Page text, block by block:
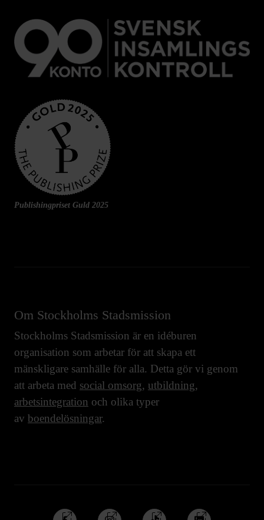
Publishingpriset Guld 2025
Om Stockholms Stadsmission
Stockholms Stadsmission är en idéburen
organisation som arbetar för att skapa ett
mänskligare samhälle för alla. Detta gör vi genom
att arbeta med social omsorg, utbildning,
arbetsintegration och olika typer
av boendelösningar.
Följ Följ Följ Följ